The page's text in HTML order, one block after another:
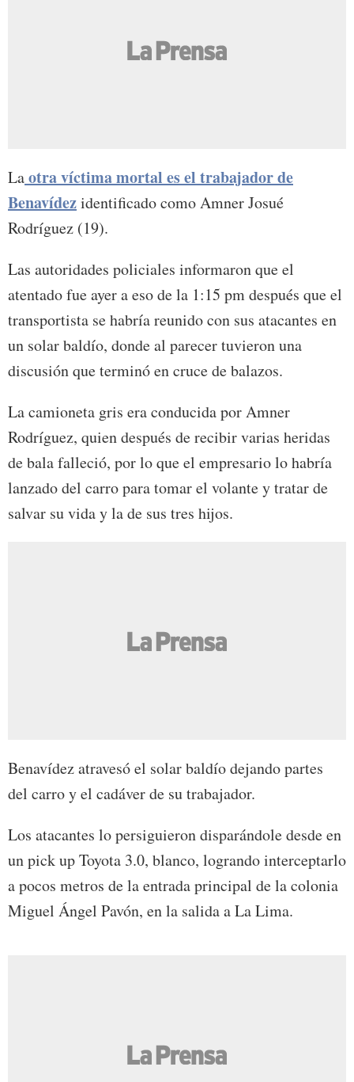
Laotra víctima mortal es el trabajador de
Benavídezidentificado como Amner Josué
Rodríguez (19).
Las autoridades policiales informaron que el
atentado fue ayer a eso de la 1:15 pm después que el
transportista se habría reunido con sus atacantes en
un solar baldío, donde al parecer tuvieron una
discusión que terminó en cruce de balazos.
La camioneta gris era conducida por Amner
Rodríguez, quien después de recibir varias heridas
de bala falleció, por lo que el empresario lo habría
lanzado del carro para tomar el volante y tratar de
salvar su vida y la de sus tres hijos.
Benavídez atravesó el solar baldío dejando partes
del carro y el cadáver de su trabajador.
Los atacantes lo persiguieron disparándole desde en
un pick up Toyota 3.0, blanco, logrando interceptarlo
a pocos metros de la entrada principal de la colonia
Miguel Ángel Pavón, en la salida a La Lima.